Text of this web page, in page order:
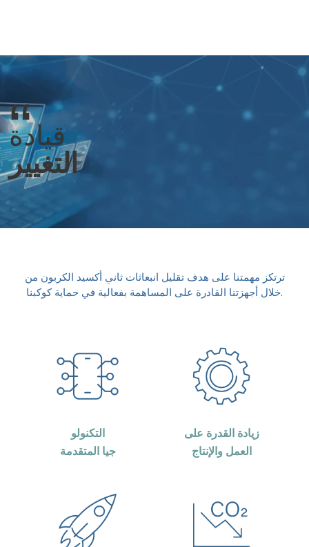
“
قيادة
التغيير
ترتكز مهمتنا على هدف تقليل انبعاثات ثاني أكسيد الكربون من
خلال أجهزتنا القادرة على المساهمة بفعالية في حماية كوكبنا.
التكنولو
جيا المتقدمة
زيادة القدرة على
العمل والإنتاج